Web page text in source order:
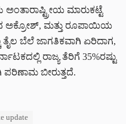
ಮಾರುಕಟ್ಟೆ
ಅಕ್ರೋಶ್, ಮತ್ತು ರೂಪಾಯಿಯ
ಬೆಲೆ ಜಾಗತಿಕವಾಗಿ ಏರಿದಾಗ,
ರಾಜ್ಯ ತೆರಿಗೆ 35%ರಷ್ಟು
ಪರಿಣಾಮ ಬೀರುತ್ತದೆ.
update